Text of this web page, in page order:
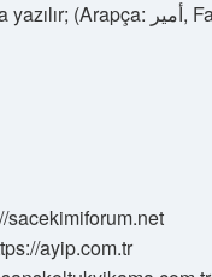
sacekimiforum.net
ayip.com.tr